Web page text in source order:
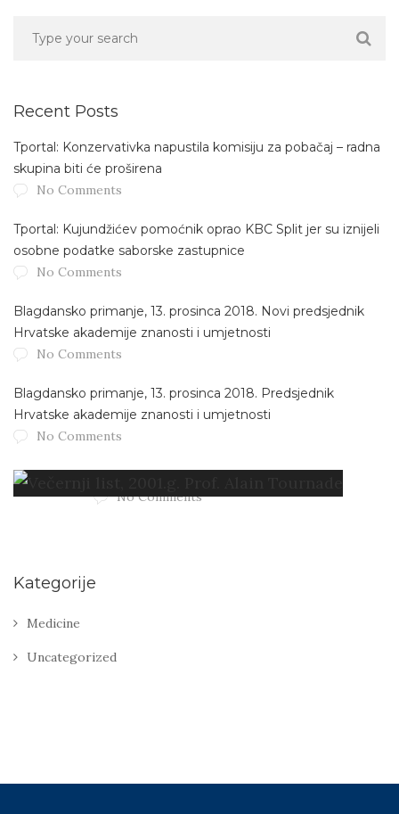
Recent Posts
Tportal: Konzervativka napustila komisiju za pobačaj – radna
skupina biti će proširena
No Comments
Tportal: Kujundžićev pomoćnik oprao KBC Split jer su iznijeli
osobne podatke saborske zastupnice
No Comments
Blagdansko primanje, 13. prosinca 2018. Novi predsjednik
Hrvatske akademije znanosti i umjetnosti
No Comments
Blagdansko primanje, 13. prosinca 2018. Predsjednik
Hrvatske akademije znanosti i umjetnosti
No Comments
Večernji list, 2001.g. Prof. Alain Tournade
No Comments
Kategorije
Medicine
Uncategorized